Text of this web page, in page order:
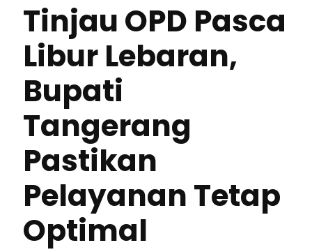
Tinjau OPD Pasca
Libur Lebaran,
Bupati
Tangerang
Pastikan
Pelayanan Tetap
Optimal